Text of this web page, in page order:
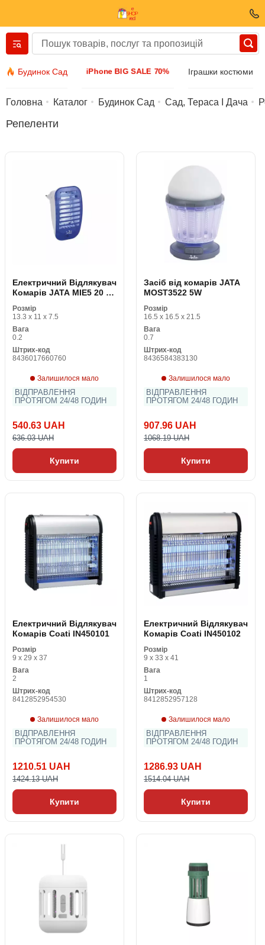
Будинок Сад iPhone BIG SALE 70% Іграшки костюми
Вернуться назад
Аксесуари
Біжутерія
Наручний годинник
Головна Каталог Будинок Сад Сад, Тераса І Дача
Репеленти
Електричний Відлякувач
Комарів JATA MIE5 20 m
Розмір
13.3 x 11 x 7.5
Вага
0.2
Штрих-код
8436017660760
Залишилося мало
ВІДПРАВЛЕННЯ
ПРОТЯГОМ 24/48 ГОДИН
540.63 UAH
636.03 UAH
Купити
Засіб від комарів JATA
MOST3522 5W
Розмір
16.5 x 16.5 x 21.5
Вага
0.7
Штрих-код
8436584383130
Залишилося мало
ВІДПРАВЛЕННЯ
ПРОТЯГОМ 24/48 ГОДИН
907.96 UAH
1068.19 UAH
Купити
Електричний Відлякувач
Комарів Coati IN450101
Розмір
9 x 29 x 37
Вага
2
Штрих-код
8412852954530
Залишилося мало
ВІДПРАВЛЕННЯ
ПРОТЯГОМ 24/48 ГОДИН
1210.51 UAH
1424.13 UAH
Купити
Електричний Відлякувач
Комарів Coati IN450102
Розмір
9 x 33 x 41
Вага
1
Штрих-код
8412852957128
Залишилося мало
ВІДПРАВЛЕННЯ
ПРОТЯГОМ 24/48 ГОДИН
1286.93 UAH
1514.04 UAH
Купити